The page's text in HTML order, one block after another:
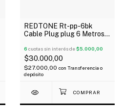
REDTONE Rt-pp-6bk
Cable Plug plug 6 Metros
Termocontraible
6 cuotas sin interés de$5.000,00
$30.000,00
$27.000,00 con Transferencia o
depósito